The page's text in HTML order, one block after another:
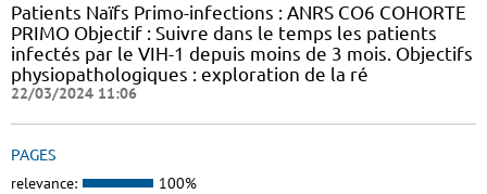
Patients Naïfs Primo-infections : ANRS CO6 COHORTE
PRIMO Objectif : Suivre dans le temps les patients
infectés par le VIH-1 depuis moins de 3 mois. Objectifs
physiopathologiques : exploration de la ré
22/03/2024 11:06
PAGES
relevance: 100%